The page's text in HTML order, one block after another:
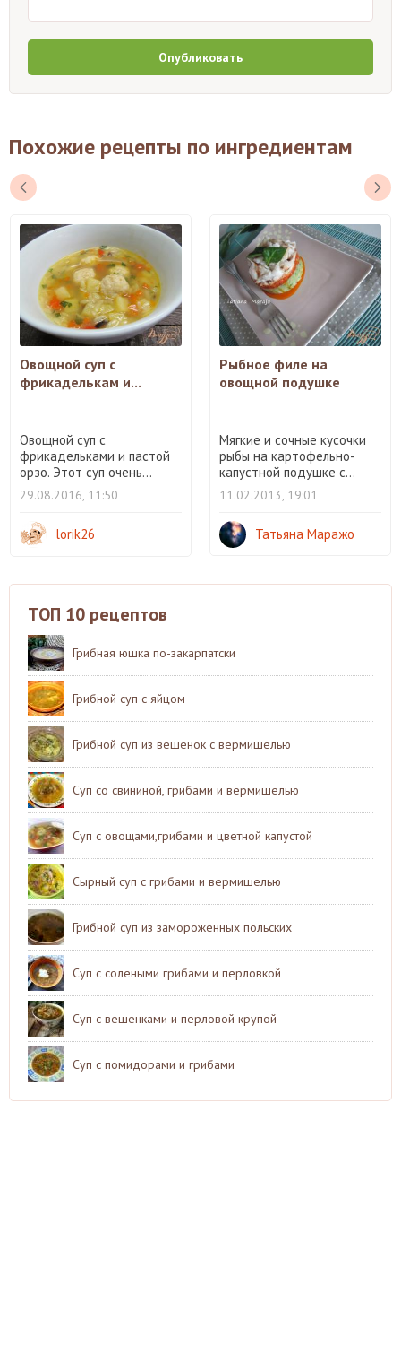
Опубликовать
Похожие рецепты по ингредиентам
Овощной суп с
фрикаделькам и...
Овощной суп с
фрикадельками и пастой
орзо. Этот суп очень...
29.08.2016, 11:50
lorik26
Рыбное филе на
овощной подушке
Мягкие и сочные кусочки
рыбы на картофельно-
капустной подушке с...
11.02.2013, 19:01
Татьяна Маражо
ТОП 10 рецептов
Грибная юшка по-закарпатски
Грибной суп с яйцом
Грибной суп из вешенок с вермишелью
Суп со свининой, грибами и вермишелью
Суп с овощами,грибами и цветной капустой
Сырный суп с грибами и вермишелью
Грибной суп из замороженных польских
Суп с солеными грибами и перловкой
Суп с вешенками и перловой крупой
Суп с помидорами и грибами